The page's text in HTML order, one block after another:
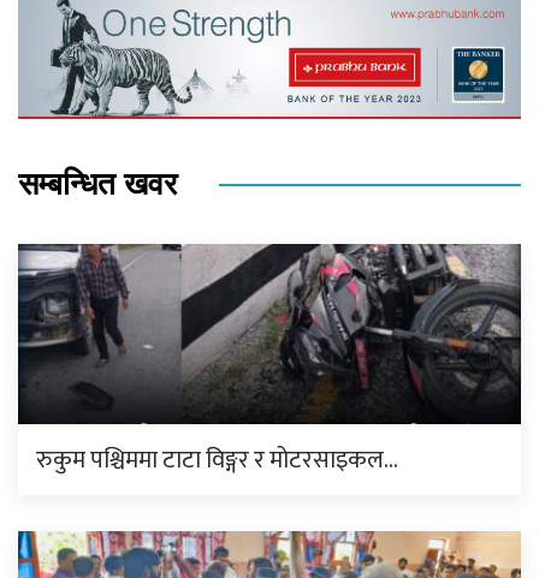
सम्बन्धित खवर
रुकुम पश्चिममा टाटा विङ्गर र मोटरसाइकल…